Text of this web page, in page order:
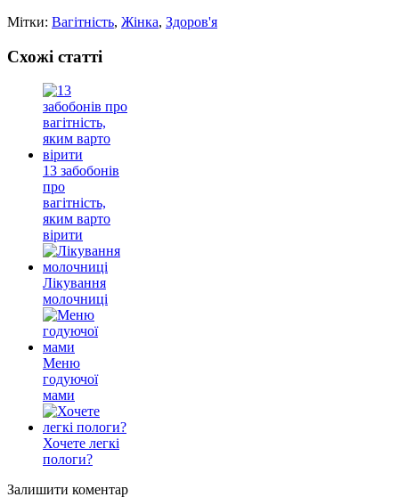
Мітки: Вагітність, Жінка, Здоров'я
Схожі статті
13 забобонів
про
вагітність,
яким варто
вірити
Лікування
молочниці
Меню
годуючої
мами
Хочете легкі
пологи?
Залишити коментар